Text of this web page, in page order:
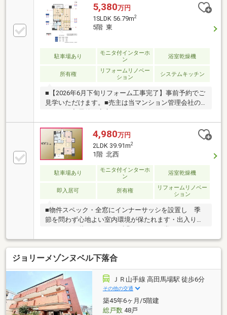
証」サービスを用意しております。（※諸条件あり）
◆24時間トラブル対応◆成約されたお客様には、突発
的な設備トラブルに対応する「駆けつけ」サービスを
提供しております。24時間365日コールセンター対
応、30分以内の一次応急処置を無料で実施。（※諸条
件あり）
5,380万円
1SLDK 56.79m2
5階 東
駐車場あり
モニタ付インターホ
ン
浴室乾燥機
所有権
リフォームリノベー
ション
システムキッチン
■【2026年6月下旬リフォーム工事完了】事前予約でご
見学いただけます。■売主は当マンション管理会社の
フォーム実施。■全室フローリング、食洗器＋3口ガス
コンロなど設備充実。■サービスルームにはエコカラ
ット採用しています。■二重窓（インナーサッシ）を
設置。■360戸大規模マンション■山手線・東西線・西
武新宿線の3路線利用可能。■都心へ軽快アクセス。利
便性に恵まれた駅近物件。■周辺に行政施設・飲食
店・コンビニが揃い利便性も良好です。
4,980万円
2LDK 39.91m2
1階 北西
駐車場あり
モニタ付インターホ
ン
浴室乾燥機
即入居可 所有権
リフォームリノベー
ション
■物件スペック・全窓にインナーサッシを設置し 季
節を問わず心地よい室内環境が保たれます・出入りの
生まれる1階の暮らし・3.1帖のコンパクトな洋室は
カウンターを備えており在宅のお仕事部屋に最適■立
地・多国籍グルメや話題のB級グルメを 気軽にテイ
クアウト食を楽しく彩る・新宿おとめ山公園を身近
に 散歩やピクニックを気軽に楽しめる日常が広がる
■かんたんネット予約がお勧めです（1）【見学予約す
る】ボタンをタップ（2）ご希望の見学日時・集合場
所をクリックで 予約完了
ジョリーメゾンヌベル下落合
ＪＲ山手線 高田馬場駅 徒歩6分
その他の交通
築45年6ヶ月/5階建
総戸数48戸